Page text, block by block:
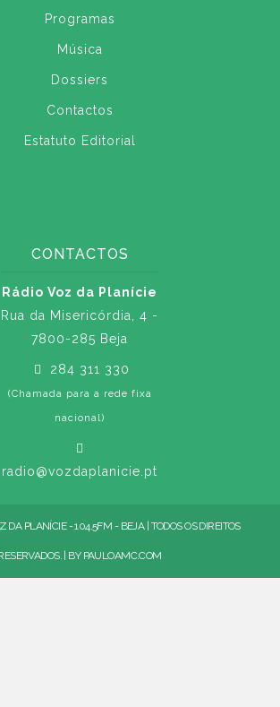
Programas
Música
Dossiers
Contactos
Estatuto Editorial
CONTACTOS
Rádio Voz da Planície
Rua da Misericórdia, 4 -
7800-285 Beja
284 311 330
(Chamada para a rede fixa
nacional)
radio@vozdaplanicie.pt
PLANÍCIE - 104.5FM - BEJA | TODOS OS DIREITOS
| BY PAULOAMC.COM